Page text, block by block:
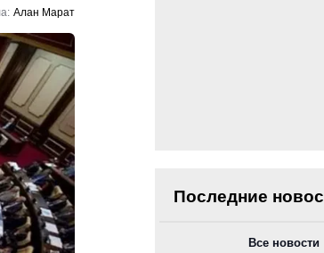
Алан Марат
Последние
Все новости